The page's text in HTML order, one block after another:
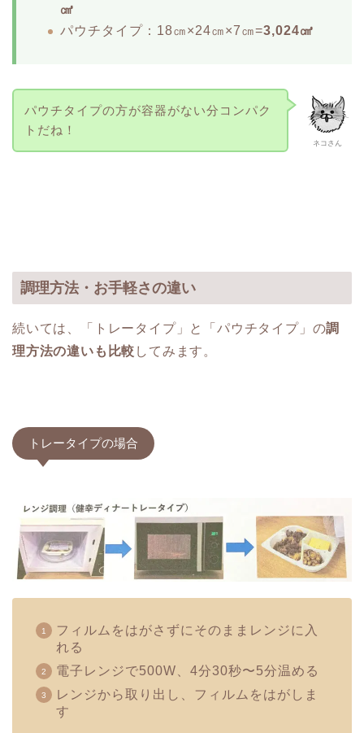
㎤
パウチタイプ：18㎝×24㎝×7㎝=3,024㎤
ネコさん
パウチタイプの方が容器がない分コンパク
トだね！
調理方法・お手軽さの違い
続いては、「トレータイプ」と「パウチタイプ」の調
理方法の違いも比較 してみます。
トレータイプの場合
フィルムをはがさずにそのままレンジに入
れる
電子レンジで500W、4分30秒〜5分温める
レンジから取り出し、フィルムをはがしま
す